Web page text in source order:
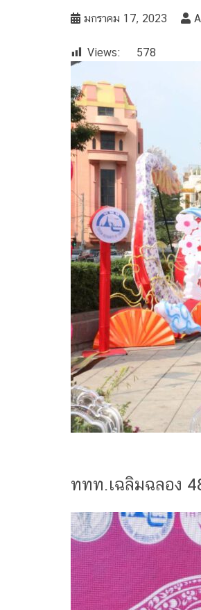
มกราคม 17, 2023
Views: 578
ททท.เฉลิมฉลอง